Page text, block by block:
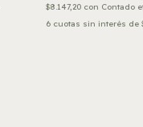
$8.147,20 con Contado
6 cuotas sin interés de